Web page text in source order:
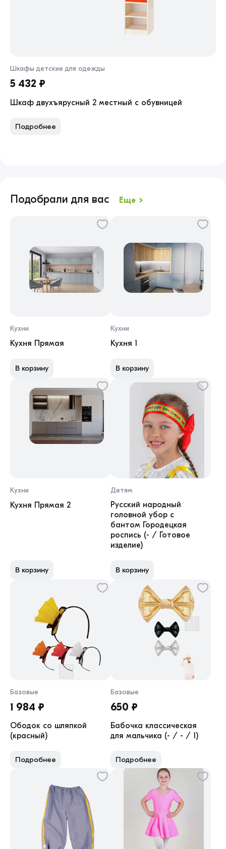
Шкафы детские для одежды
5 432 ₽
Шкаф двухъярусный 2 местный с обувницей
Подробнее
Подобрали для вас Еще
Кухни
Кухня Прямая
В корзину
Кухни
Кухня 1
В корзину
Кухни
Кухня Прямая 2
В корзину
Детям
Русский народный
головной убор с
бантом Городецкая
роспись (- / Готовое
изделие)
В корзину
Базовые
1 984 ₽
Ободок со шляпкой
(красный)
Подробнее
Базовые
650 ₽
Бабочка классическая
для мальчика (- / - / 1)
Подробнее